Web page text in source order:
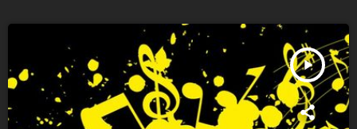
play_arrow